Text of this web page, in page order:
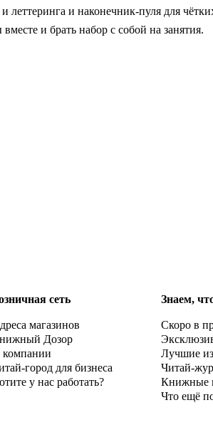
леттеринга и наконечник-пуля для
и брать набор с собой на занятия.
сеть
магазинов
Дозор
город для бизнеса
у нас работать?
Знаем,
Скоро в
Лучшие
Читай-
Книжные
Что ещё